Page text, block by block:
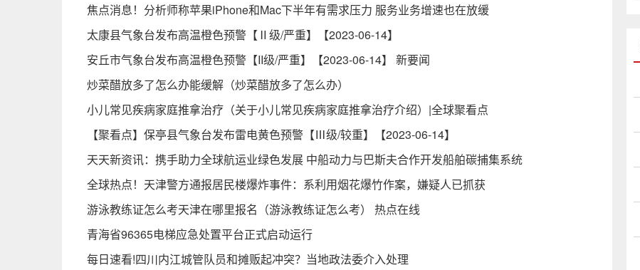
焦点消息！分析师称苹果iPhone和Mac下半年有需求压力 服务业务增速也在放缓
太康县气象台发布高温橙色预警【Ⅱ级/严重】【2023-06-14】
安丘市气象台发布高温橙色预警【II级/严重】【2023-06-14】 新要闻
炒菜醋放多了怎么办能缓解（炒菜醋放多了怎么办）
小儿常见疾病家庭推拿治疗（关于小儿常见疾病家庭推拿治疗介绍）|全球聚看点
【聚看点】保亭县气象台发布雷电黄色预警【Ⅲ级/较重】【2023-06-14】
天天新资讯：携手助力全球航运业绿色发展 中船动力与巴斯夫合作开发船舶碳捕集系统
全球热点！天津警方通报居民楼爆炸事件：系利用烟花爆竹作案，嫌疑人已抓获
游泳教练证怎么考天津在哪里报名（游泳教练证怎么考） 热点在线
青海省96365电梯应急处置平台正式启动运行
每日速看!四川内江城管队员和摊贩起冲突？当地政法委介入处理